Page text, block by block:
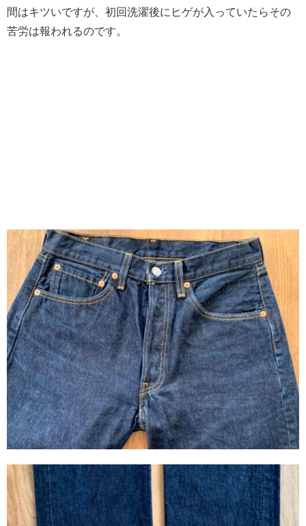
間はキツいですが、初回洗濯後にヒゲが入っていたらその
苦労は報われるのです。